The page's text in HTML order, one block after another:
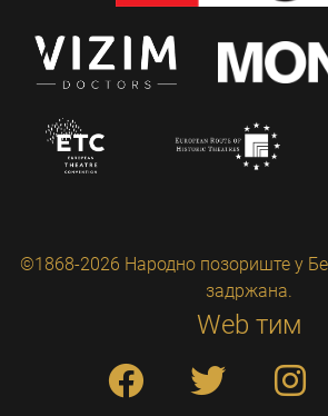
©1868-2026 Народно позориште у
задржана.
Web тим